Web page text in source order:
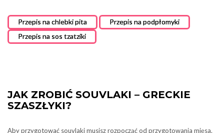
Przepis na chlebki pita
Przepis na podpłomyki
Przepis na sos tzatziki
JAK ZROBIĆ SOUVLAKI – GRECKIE
SZASZŁYKI?
Aby przygotować souvlaki musisz rozpocząć od przygotowania mięsa.